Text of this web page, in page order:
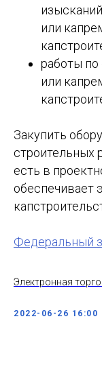
или
работы по
или
Закупить
строительных
есть в
обеспечивает
Федеральный
Электронная
2022-06-26 16:00